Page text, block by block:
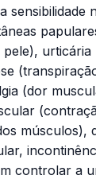
sensibilidade
pele), urticária
(dor
músculos),
controlar a